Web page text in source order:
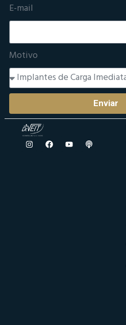
E-mail
Motivo
Enviar